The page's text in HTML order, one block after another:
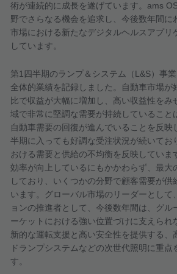
術が連続的に成長を遂げています。 ams
野でさらなる機会を追求し、今後数年間に
市場における新たなデジタルヘルスアプリ
しています。
第1 四半期のランプ＆システム（L&S）事
全体的業績を記録しました。自動車市場が
比で収益が大幅に増加し、高い収益性をみ
域で非常に堅調な需要が持続していること
自動車需要の回復が進んでいることを反映
半期に入っても好調な受注状況が続いてお
おける需要と供給の不均衡を反映していま
効率が向上しているにもかかわらず、最大
しており、いくつかの分野で顧客需要が供
います。グローバル市場のリーダーとして
ョンの推進者として、今後数年間は、グル
ーケットにおける強い位置づけに支えられ
新的な運転支援と高い安全性を提供する、
ドランプシステムなどの次世代照明に重点
す。